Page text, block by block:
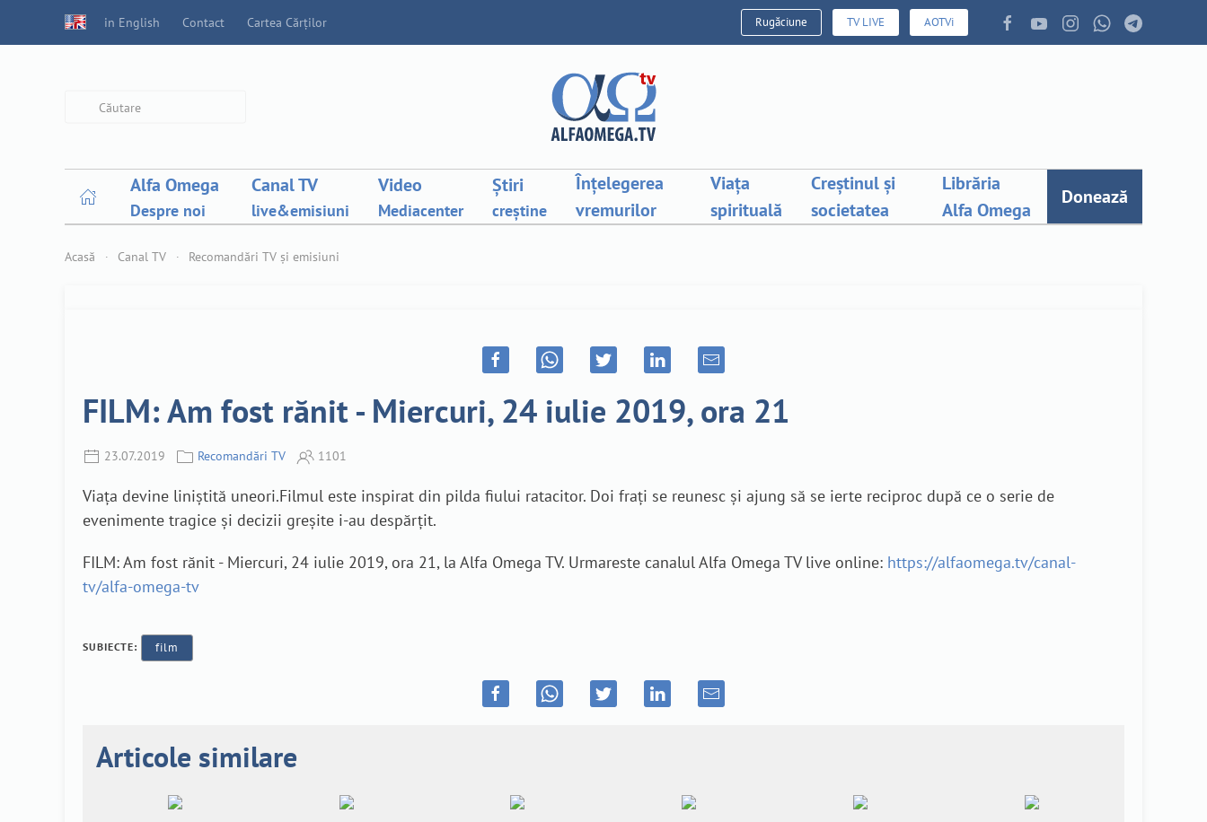
in English Contact Cartea Cărților Rugăciune TV LIVE AOTVi
Alfa Omega
Despre noi
Canal TV
live&emisiuni
Video
Mediacenter
Știri
creștine
Înțelegerea
vremurilor
Viața
spirituală
Creștinul și
societatea
Librăria
Alfa Omega
Donează
Acasă Canal TV Recomandări TV și emisiuni
FILM: Am fost rănit - Miercuri, 24 iulie 2019, ora 21
23.07.2019 Recomandări TV 1101
Viața devine liniștită uneori.Filmul este inspirat din pilda fiului ratacitor. Doi frați se reunesc și ajung să se ierte reciproc după ce o serie de
evenimente tragice și decizii greșite i-au despărțit.
FILM: Am fost rănit - Miercuri, 24 iulie 2019, ora 21, la Alfa Omega TV. Urmareste canalul Alfa Omega TV live online: https://alfaomega.tv/canal-
tv/alfa-omega-tv
SUBIECTE: film
Articole similare